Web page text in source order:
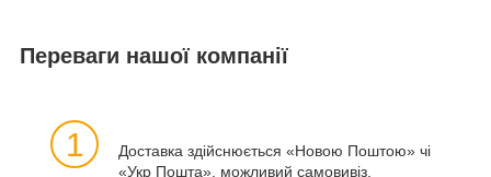
Переваги нашої компанії
1
Доставка здійснюється «Новою Поштою» чі
«Укр Пошта», можливий самовивіз.